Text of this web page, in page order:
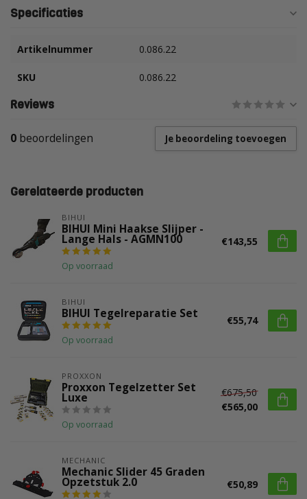
Specificaties
Artikelnummer 0.086.22
SKU 0.086.22
Reviews
0 beoordelingen Je beoordeling toevoegen
Gerelateerde producten
BIHUI
BIHUI Mini Haakse Slijper -
Lange Hals - AGMN100
Op voorraad
€143,55
BIHUI
BIHUI Tegelreparatie Set
Op voorraad
€55,74
PROXXON
Proxxon Tegelzetter Set
Luxe
Op voorraad
€675,50
€565,00
MECHANIC
Mechanic Slider 45 Graden
Opzetstuk 2.0 €50,89